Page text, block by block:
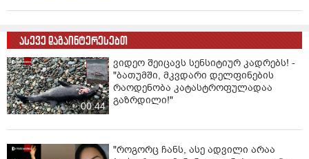
ასევე დაგაინტერესებთ
00:44
ვიდეო შეიცავს სენსიტიურ კადრებს! -
"ბათუმში, მკვდარი დელფინების
რაოდენობა კატასტროფულადაა
გაზრდილი!"
"როგორც ჩანს, ასე ადვილი არაა